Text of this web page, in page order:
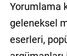
Yorumlama
geleneksel
eserleri,